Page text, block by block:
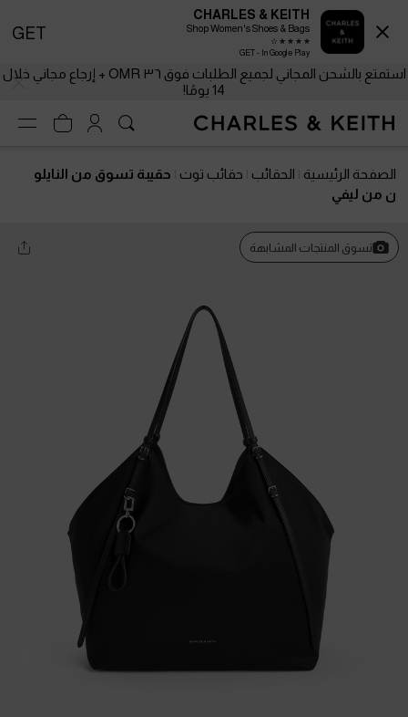
استمتع بالشحن المجاني لجميع الطلبات فوق ٣٦ OMR + إرجاع مجاني خلال
14 يومًا!
الصفحة الرئيسية الحقائب حقائب توت
حقيبة تسوق من النايلو
ن من ليفي
تسوق المنتجات المشابهة
CHARLES & KEITH
Shop Women's Shoes & Bags
GET - In Google Play
GET